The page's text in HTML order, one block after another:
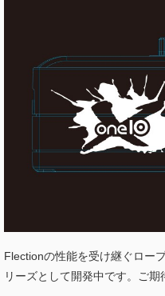
Flectionの性能を受け継ぐロー
リーズとして開発中です。ご期